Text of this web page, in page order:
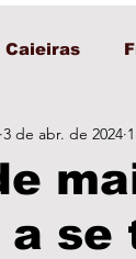
Caieiras
a se
3 de abr. de 2024